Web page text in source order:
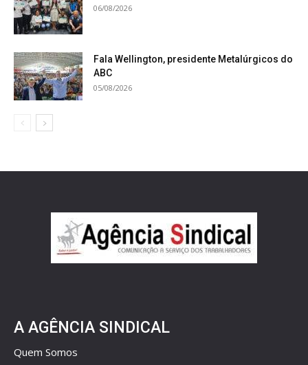
06/08/2026
Fala Wellington, presidente Metalúrgicos do
ABC
05/08/2026
A AGÊNCIA SINDICAL
Quem Somos